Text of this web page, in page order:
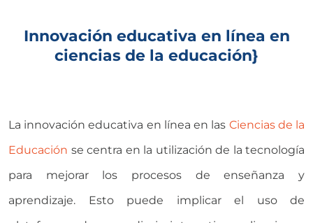
Innovación educativa en línea en
ciencias de la educación}
La innovación educativa en línea en las Ciencias de la
Educación se centra en la utilización de la tecnología
para mejorar los procesos de enseñanza y
aprendizaje. Esto puede implicar el uso de